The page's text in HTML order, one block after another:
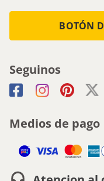
BOTÓN
Seguinos
Medios de pago